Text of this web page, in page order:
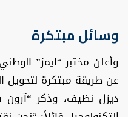
وسائل مبتكرة
وأعلن مختبر “ايمز”
عن طريقة مبتكرة لتحويل
ديزل نظيف، وذكر “آرون